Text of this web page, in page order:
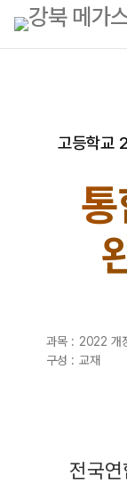
고등학교
과목 : 2022 개
구성 : 교재
전국